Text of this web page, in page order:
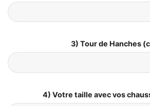
3) Tour de Hanches
4) Votre taille avec vos